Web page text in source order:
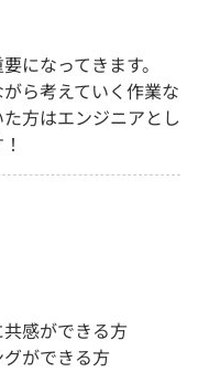
になってきます。
ら考えていく作業な
方はエンジニアとし
感ができる方
ができる方